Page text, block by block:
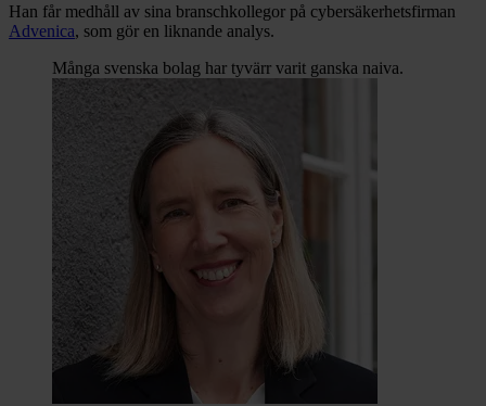
Han får medhåll av sina branschkollegor på cybersäkerhetsfirman
Advenica, som gör en liknande analys.
Många svenska bolag har tyvärr varit ganska naiva.